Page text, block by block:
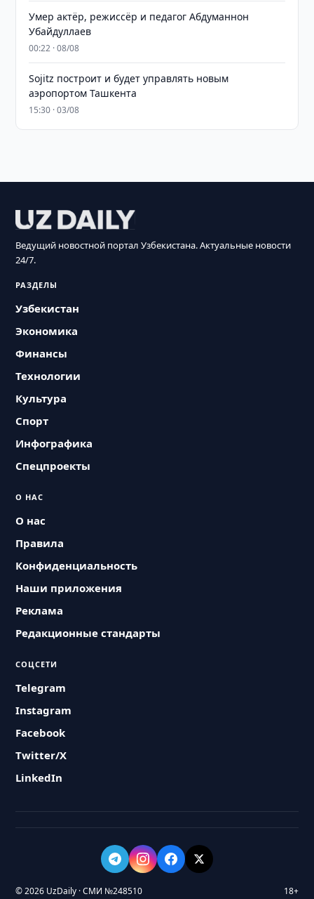
Умер актёр, режиссёр и педагог Абдуманнон
Убайдуллаев
00:22 · 08/08
Sojitz построит и будет управлять новым
аэропортом Ташкента
15:30 · 03/08
Ведущий новостной портал Узбекистана. Актуальные новости
24/7.
РАЗДЕЛЫ
Узбекистан
Экономика
Финансы
Технологии
Культура
Спорт
Инфографика
Спецпроекты
О НАС
О нас
Правила
Конфиденциальность
Наши приложения
Реклама
Редакционные стандарты
СОЦСЕТИ
Telegram
Instagram
Facebook
Twitter/X
LinkedIn
© 2026 UzDaily · СМИ №248510 18+